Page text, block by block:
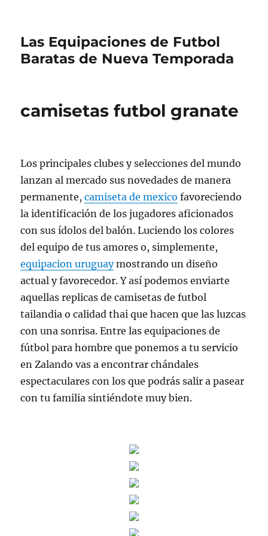
Las Equipaciones de Futbol
Baratas de Nueva Temporada
camisetas futbol granate
Los principales clubes y selecciones del mundo
lanzan al mercado sus novedades de manera
permanente,camiseta de mexico favoreciendo
la identificación de los jugadores aficionados
con sus ídolos del balón. Luciendo los colores
del equipo de tus amores o, simplemente,
equipacion uruguaymostrando un diseño
actual y favorecedor. Y así podemos enviarte
aquellas replicas de camisetas de futbol
tailandia o calidad thai que hacen que las luzcas
con una sonrisa. Entre las equipaciones de
fútbol para hombre que ponemos a tu servicio
en Zalando vas a encontrar chándales
espectaculares con los que podrás salir a pasear
con tu familia sintiéndote muy bien.